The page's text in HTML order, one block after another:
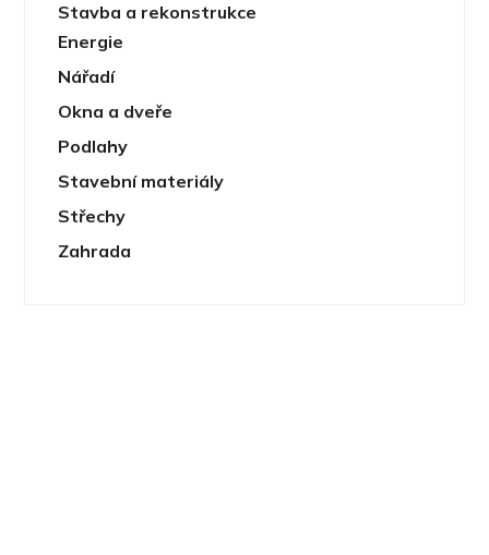
Stavba a rekonstrukce
Energie
Nářadí
Okna a dveře
Podlahy
Stavební materiály
Střechy
Zahrada